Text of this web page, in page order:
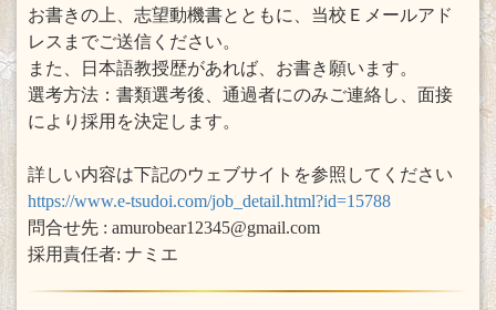
お書きの上、志望動機書とともに、当校Ｅメールアド
レスまでご送信ください。
また、日本語教授歴があれば、お書き願います。
選考方法：書類選考後、通過者にのみご連絡し、面接
により採用を決定します。
詳しい内容は下記のウェブサイトを参照してください
https://www.e-tsudoi.com/job_detail.html?id=15788
問合せ先 : amurobear12345@gmail.com
採用責任者: ナミエ